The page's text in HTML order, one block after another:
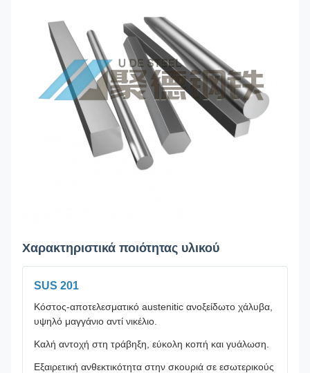
Χαρακτηριστικά ποιότητας υλικού
SUS 201
Κόστος-αποτελεσματικό austenitic ανοξείδωτο χάλυβα,
υψηλό μαγγάνιο αντί νικέλιο.
Καλή αντοχή στη τράβηξη, εύκολη κοπή και γυάλωση.
Εξαιρετική ανθεκτικότητα στην σκουριά σε εσωτερικούς